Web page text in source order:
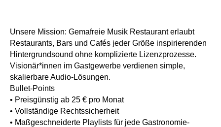
Unsere Mission: Gemafreie Musik Restaurant erlaubt
Restaurants, Bars und Cafés jeder Größe inspirierenden
Hintergrundsound ohne komplizierte Lizenzprozesse.
Visionär*innen im Gastgewerbe verdienen simple,
skalierbare Audio-Lösungen.
Bullet-Points
• Preisgünstig ab 25 € pro Monat
• Vollständige Rechtssicherheit
• Maßgeschneiderte Playlists für jede Gastronomie-